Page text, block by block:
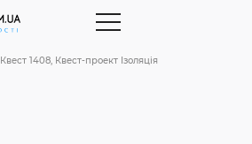
Квест 1408, Квест-проект Ізоляція